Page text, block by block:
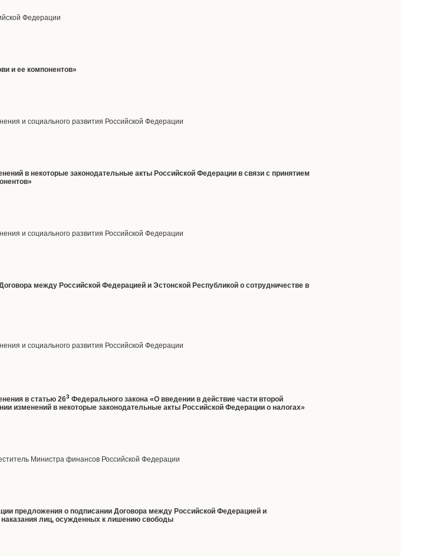
Федерации
и ее компонентов»
и социального развития Российской Федерации
в некоторые законодательные акты Российской Федерации в связи с принятием
и социального развития Российской Федерации
между Российской Федерацией и Эстонской Республикой о сотрудничестве в
и социального развития Российской Федерации
в статью 263 Федерального закона «О введении в действие части второй
изменений в некоторые законодательные акты Российской Федерации о налогах»
Министра финансов Российской Федерации
предложения о подписании Договора между Российской Федерацией и
лиц, осужденных к лишению свободы